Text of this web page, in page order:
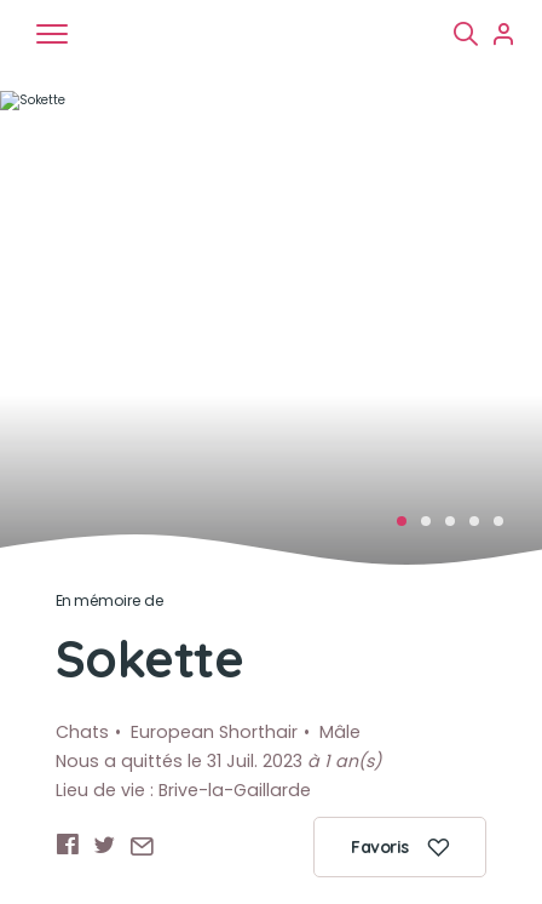
En mémoire de
Sokette
Chats European Shorthair
Mâle
Nous a quittés le 31 Juil. 2023 à 1 an(s)
Lieu de vie : Brive-la-Gaillarde
Favoris